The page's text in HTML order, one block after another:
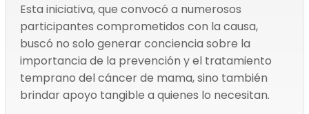
Esta iniciativa, que convocó a numerosos
participantes comprometidos con la causa,
buscó no solo generar conciencia sobre la
importancia de la prevención y el tratamiento
temprano del cáncer de mama, sino también
brindar apoyo tangible a quienes lo necesitan.